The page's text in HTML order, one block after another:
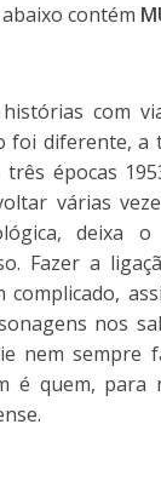
contém
com
foi diferente, a
três épocas
várias
deixa o
Fazer a
complicado,
nos
nem sempre
é quem, para